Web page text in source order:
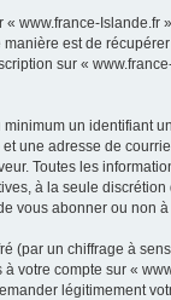
« www.france-
est de
sur «
un identifiant
une adresse de
Toutes les
à la seule
vous abonner ou non
(par un chiffrage à
à votre compte sur «
légitimement